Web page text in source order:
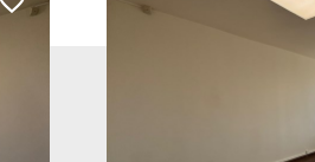
Dodaj do ulubionych